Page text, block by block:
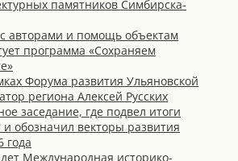
памятников Симбирска-
авторами и помощь объектам
программа «Сохраняем
Форума развития Ульяновской
региона Алексей Русских
заседание, где подвел итоги
и обозначил векторы развития
года
Международная историко-